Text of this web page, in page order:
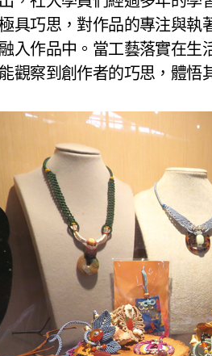
具巧思，對作品的專注與執
入作品中。當工藝落實在
觀察到創作者的巧思，體悟